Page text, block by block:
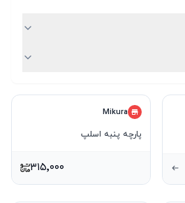
Mikura
پارچه پنبه اسلپ
۳۱۵٬۰۰۰